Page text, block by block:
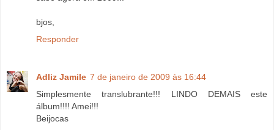
bjos,
Responder
Adliz Jamile 7 de janeiro de 2009 às 16:44
Simplesmente translubrante!!! LINDO DEMAIS este
álbum!!!! Amei!!!
Beijocas